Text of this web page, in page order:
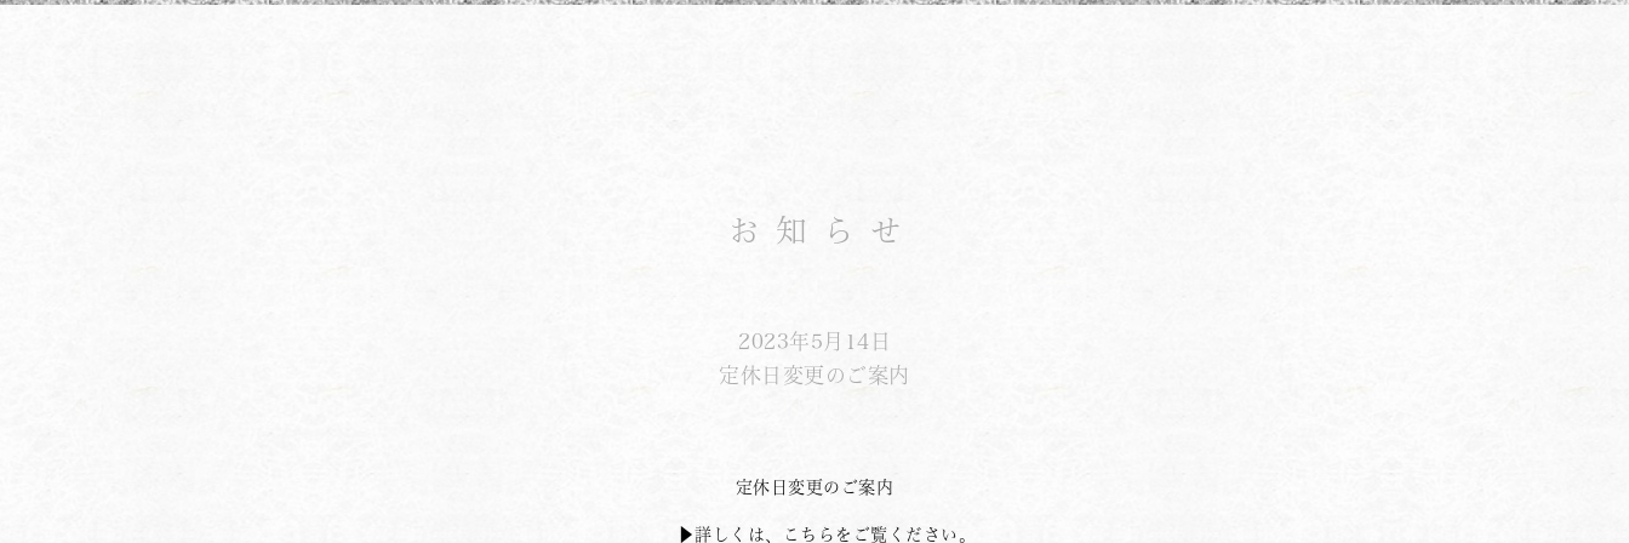
お知らせ
2023年5月14日
定休日変更のご案内
定休日変更のご案内
▶︎詳しくは、こちらをご覧ください。